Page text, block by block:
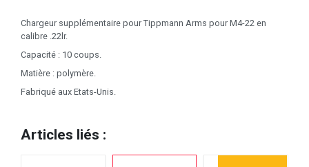
Chargeur supplémentaire pour Tippmann Arms pour M4-22 en
calibre .22lr.
Capacité : 10 coups.
Matière : polymère.
Fabriqué aux Etats-Unis.
Articles liés :